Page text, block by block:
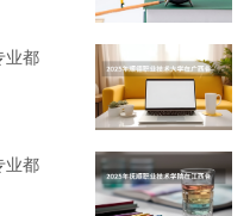
业都
业都